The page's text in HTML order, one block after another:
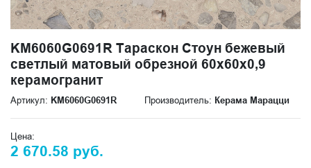
KM6060G0691R Тараскон Стоун бежевый
светлый матовый обрезной 60x60x0,9
керамогранит
Артикул: KM6060G0691R Производитель: Керама Марацци
Цена:
2 670.58 руб.